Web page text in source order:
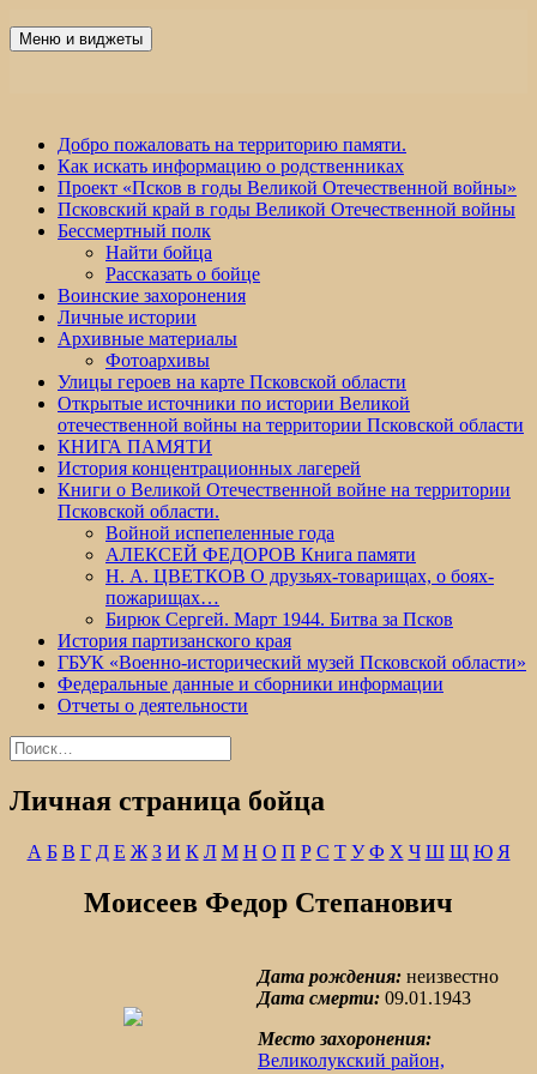
Победа 60
Меню и виджеты
Добро пожаловать на территорию памяти.
Как искать информацию о родственниках
Проект «Псков в годы Великой Отечественной войны»
Псковский край в годы Великой Отечественной войны
Бессмертный полк
Найти бойца
Рассказать о бойце
Воинские захоронения
Личные истории
Архивные материалы
Фотоархивы
Улицы героев на карте Псковской области
Открытые источники по истории Великой
отечественной войны на территории Псковской области
КНИГА ПАМЯТИ
История концентрационных лагерей
Книги о Великой Отечественной войне на территории
Псковской области.
Войной испепеленные года
АЛЕКСЕЙ ФЕДОРОВ Книга памяти
Н. А. ЦВЕТКОВ О друзьях-товарищах, о боях-
пожарищах…
Бирюк Сергей. Март 1944. Битва за Псков
История партизанского края
ГБУК «Военно-исторический музей Псковской области»
Федеральные данные и сборники информации
Отчеты о деятельности
Найти:
Личная страница бойца
А Б В Г Д Е Ж З И К Л М Н О П Р С Т У Ф Х Ч Ш Щ Ю Я
Моисеев Федор Степанович
Дата рождения: неизвестно
Дата смерти: 09.01.1943
Место захоронения:
Великолукский район,